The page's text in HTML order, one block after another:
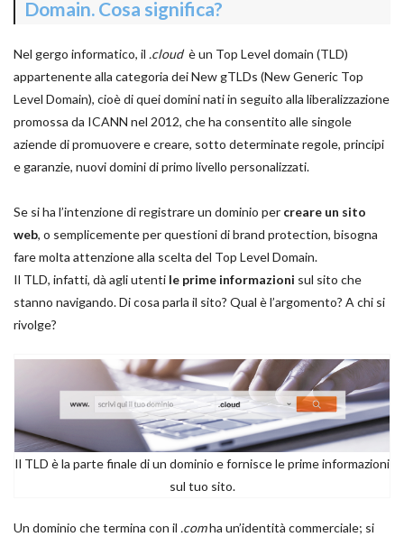
Domain. Cosa significa?
Nel gergo informatico, il .cloud è un Top Level domain (TLD)
appartenente alla categoria dei New gTLDs (New Generic Top
Level Domain), cioè di quei domini nati in seguito alla liberalizzazione
promossa da ICANN nel 2012, che ha consentito alle singole
aziende di promuovere e creare, sotto determinate regole, principi
e garanzie, nuovi domini di primo livello personalizzati.
Se si ha l’intenzione di registrare un dominio per creare un sito
web, o semplicemente per questioni di brand protection, bisogna
fare molta attenzione alla scelta del Top Level Domain.
Il TLD, infatti, dà agli utenti le prime informazioni sul sito che
stanno navigando. Di cosa parla il sito? Qual è l’argomento? A chi si
rivolge?
Il TLD è la parte finale di un dominio e fornisce le prime informazioni
sul tuo sito.
Un dominio che termina con il .comha un’identità commerciale; si